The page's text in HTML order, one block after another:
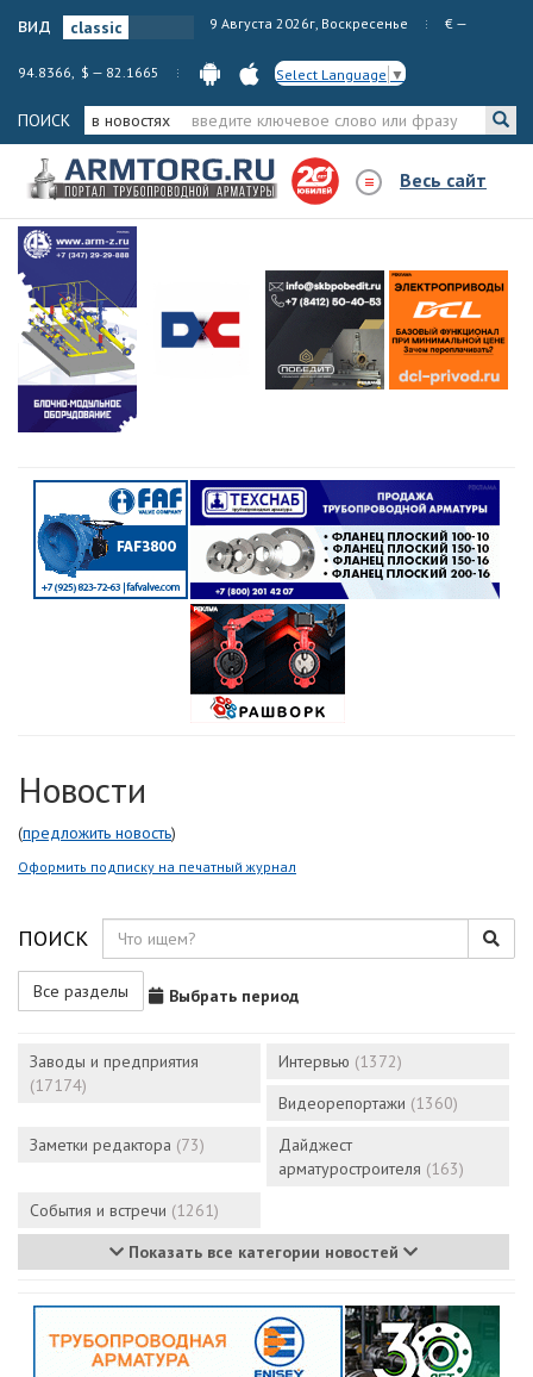
вид 9 Августа 2026г, Воскресенье € —
94.8366, $ — 82.1665 Select Language ▼
ПОИСК в новостях
Весь сайт
Новости
(предложить новость)
Оформить подписку на печатный журнал
ПОИСК
Все разделы Выбрать период
Заводы и предприятия
(17174)
Интервью (1372)
Видеорепортажи (1360)
Заметки редактора (73)
Дайджест
арматуростроителя (163)
События и встречи (1261)
Показать все категории новостей